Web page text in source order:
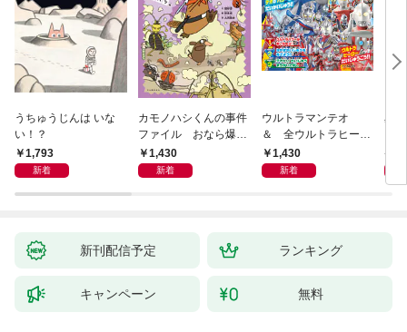
うちゅうじんは いな
い！？
1,793
新着
カモノハシくんの事件
ファイル おなら爆
弾！ 危機イッパツ編
1,430
新着
ウルトラマンテオ
＆ 全ウルトラヒーロ
ー大集合 あそべるず
かん
1,430
新着
星
新刊配信予定 ランキング
キャンペーン 無料